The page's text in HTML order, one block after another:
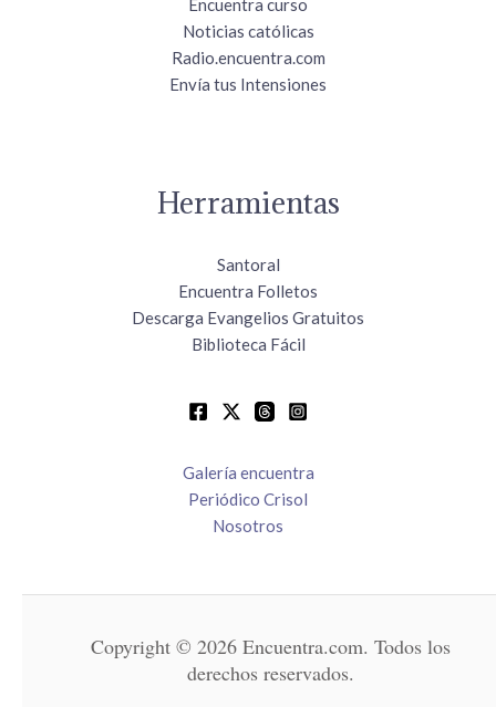
Encuentra curso
Noticias católicas
Radio.encuentra.com
Envía tus Intensiones
Herramientas
Santoral
Encuentra Folletos
Descarga Evangelios Gratuitos
Biblioteca Fácil
Galería encuentra
Periódico Crisol
Nosotros
Copyright © 2026 Encuentra.com. Todos los
derechos reservados.